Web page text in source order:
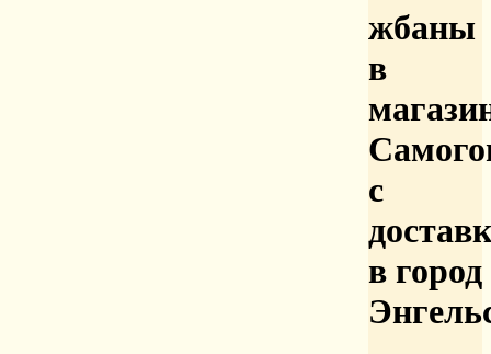
жбаны
в
с
в город